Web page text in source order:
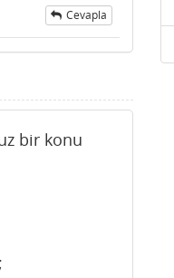
Cevapla
bir konu